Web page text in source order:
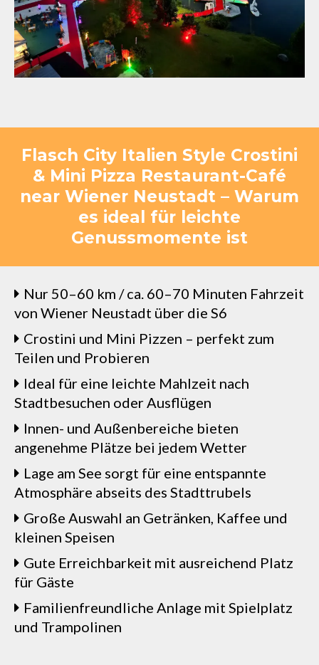
Flasch City Italien Style Crostini
& Mini Pizza Restaurant-Café
near Wiener Neustadt – Warum
es ideal für leichte
Genussmomente ist
Nur 50–60 km / ca. 60–70 Minuten Fahrzeit
von Wiener Neustadt über die S6
Crostini und Mini Pizzen – perfekt zum
Teilen und Probieren
Ideal für eine leichte Mahlzeit nach
Stadtbesuchen oder Ausflügen
Innen- und Außenbereiche bieten
angenehme Plätze bei jedem Wetter
Lage am See sorgt für eine entspannte
Atmosphäre abseits des Stadttrubels
Große Auswahl an Getränken, Kaffee und
kleinen Speisen
Gute Erreichbarkeit mit ausreichend Platz
für Gäste
Familienfreundliche Anlage mit Spielplatz
und Trampolinen